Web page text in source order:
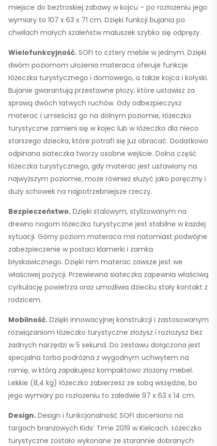
miejsce do beztroskiej zabawy w kojcu – po rozłożeniu jego
wymiary to 107 x 63 x 71 cm. Dzięki funkcji bujania po
chwilach małych szaleństw maluszek szybko się odpręży.
Wielofunkcyjność. SOFI to cztery meble w jednym. Dzięki
dwóm poziomom ułożenia materaca oferuje funkcje
łóżeczka turystycznego i domowego, a także kojca i kołyski.
Bujanie gwarantują przestawne płozy, które ustawisz za
sprawą dwóch łatwych ruchów. Gdy odbezpieczysz
materac i umieścisz go na dolnym poziomie, łóżeczko
turystyczne zamieni się w kojec lub w łóżeczko dla nieco
starszego dziecka, które potrafi się już obracać. Dodatkowo
odpinana siateczka tworzy osobne wejście. Dolna część
łóżeczka turystycznego, gdy materac jest ustawiony na
najwyższym poziomie, może również służyć jako poręczny i
duży schowek na najpotrzebniejsze rzeczy.
Bezpieczeństwo. Dzięki stalowym, stylizowanym na
drewno nogom łóżeczko turystyczne jest stabilne w każdej
sytuacji. Górny poziom materaca ma natomiast podwójne
zabezpieczenie w postaci klamerki i zamka
błyskawicznego. Dzięki nim materac zawsze jest we
właściwej pozycji. Przewiewna siateczka zapewnia właściwą
cyrkulację powietrza oraz umożliwia dziecku stały kontakt z
rodzicem.
Mobilność. Dzięki innowacyjnej konstrukcji i zastosowanym
rozwiązaniom łóżeczko turystyczne złożysz i rozłożysz bez
żadnych narzędzi w 5 sekund. Do zestawu dołączona jest
specjalna torba podróżna z wygodnym uchwytem na
ramię, w którą zapakujesz kompaktowo złożony mebel.
Lekkie (8,4 kg) łóżeczko zabierzesz ze sobą wszędzie, bo
jego wymiary po rozłożeniu to zaledwie 97 x 63 x 14 cm.
Design. Design i funkcjonalność SOFI doceniono na
targach branżowych Kids’ Time 2019 w Kielcach. Łóżeczko
turystyczne zostało wykonane ze starannie dobranych